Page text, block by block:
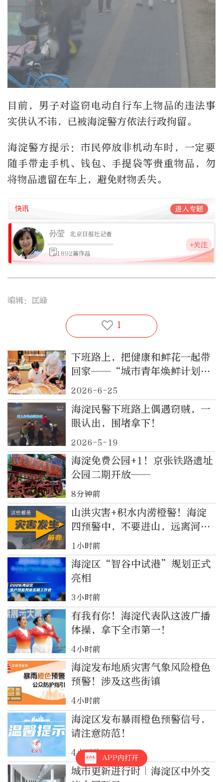
目前，男子对盗窃电动自行车上物品的违法事
实供认不讳，已被海淀警方依法行政拘留。
海淀警方提示：市民停放非机动车时，一定要
随手带走手机、钱包、手提袋等贵重物品，勿
将物品遗留在车上，避免财物丢失。
快讯 进入专题
孙莹 北京日报社记者
1892篇作品
+关注
编辑：匡峰
1
下班路上，把健康和鲜花一起带
回家——“城市青年焕鲜计划”
里的海淀青年新“食”尚
2026-6-25
海淀民警下班路上偶遇窃贼，一
眼认出，围堵拿下！
2026-5-19
海淀免费公园+1！京张铁路遗址
公园二期开放——
8分钟前
山洪灾害+积水内涝橙警！海淀
四预警中，不要进山，远离河
道！
1小时前
海淀区“智谷中试港”规划正式
亮相
3小时前
有我有你！海淀代表队这波广播
体操，拿下全市第一！
4小时前
海淀发布地质灾害气象风险橙色
预警！涉及这些街镇
4小时前
海淀区发布暴雨橙色预警信号，
请注意防范！
4小时前
城市更新进行时｜海淀区中外交
APP内打开